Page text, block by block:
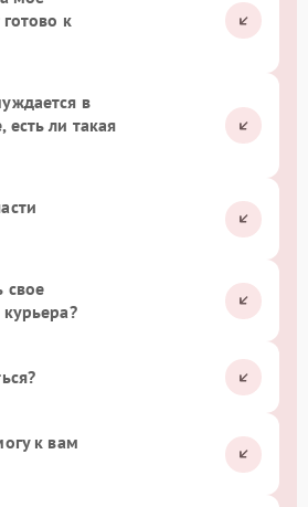
к
в
ли такая
свое
к вам